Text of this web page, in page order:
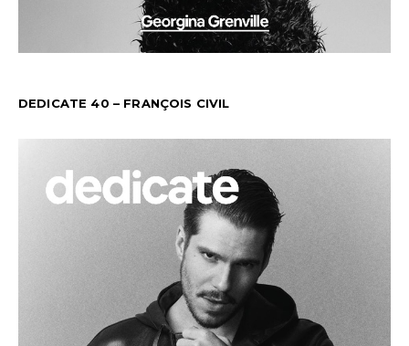
DEDICATE 40 – FRANÇOIS CIVIL